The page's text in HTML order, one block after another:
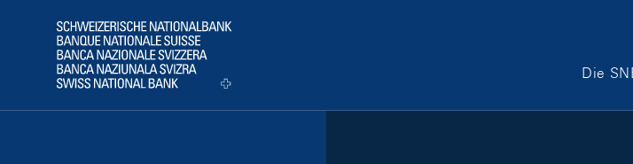
Logo
Die